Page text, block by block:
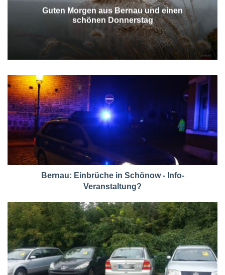
Guten Morgen aus Bernau und einen
schönen Donnerstag
Bernau: Einbrüche in Schönow - Info-
Veranstaltung?